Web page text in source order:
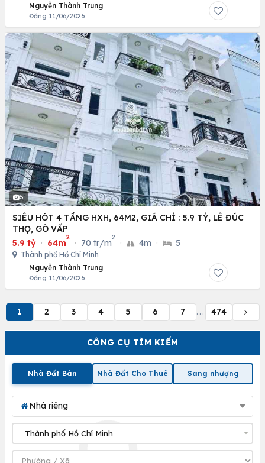
CÔNG CỤ TÌM KIẾM
Nhà Đất Bán Nhà Đất Cho Thuê Sang nhượng
Nhà riêng
Nguyễn Thành Trung
Đăng 11/06/2026
5
SIÊU HÓT 4 TẦNG HXH, 64M2, GIÁ CHỈ : 5.9 TỶ, LÊ ĐÚC
THỌ, GÒ VẤP
5.9 tỷ · 64m
2
· 70 tr/m
2
· 4m · 5
Thành phố Hồ Chí Minh
Nguyễn Thành Trung
Đăng 11/06/2026
1 2 3 4 5 6 7 ... 474